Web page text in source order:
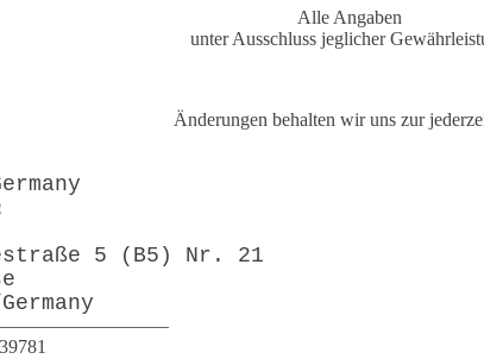
Alle Angaben
unter Ausschluss jeglicher
Änderungen behalten wir uns zur
5 (B5) Nr. 21